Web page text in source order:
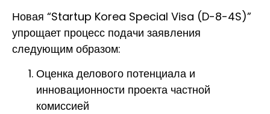
Новая “Startup Korea Special Visa (D-8-4S)”
упрощает процесс подачи заявления
следующим образом:
Оценка делового потенциала и
инновационности проекта частной
комиссией